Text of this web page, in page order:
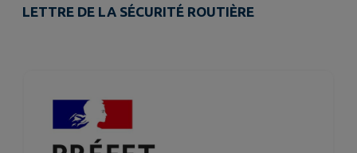
LETTRE DE LA SÉCURITÉ ROUTIÈRE